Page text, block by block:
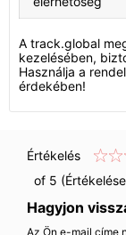
A track.global
kezelésében,
Használja a
érdekében!
Értékelés
of 5
Hagyjon
Az Ön e-mail címe